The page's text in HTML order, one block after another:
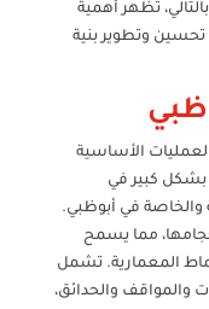
تظهر أهمية
تحسين وتطوير بنية
الأساسية
بشكل كبير في
والخاصة في أبوظبي.
مما يسمح
المعمارية. تشمل
والمواقف والحدائق،